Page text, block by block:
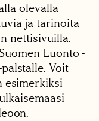
olevalla
ja tarinoita
nettisivuilla.
Luonto -
Voit
esimerkiksi